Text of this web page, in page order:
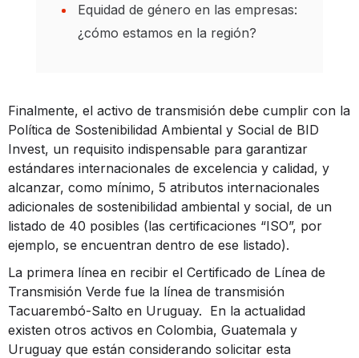
Equidad de género en las empresas:
¿cómo estamos en la región?
Finalmente, el activo de transmisión debe cumplir con la
Política de Sostenibilidad Ambiental y Social de BID
Invest, un requisito indispensable para garantizar
estándares internacionales de excelencia y calidad, y
alcanzar, como mínimo, 5 atributos internacionales
adicionales de sostenibilidad ambiental y social, de un
listado de 40 posibles (las certificaciones “ISO”, por
ejemplo, se encuentran dentro de ese listado).
La primera línea en recibir el Certificado de Línea de
Transmisión Verde fue la línea de transmisión
Tacuarembó-Salto en Uruguay. En la actualidad
existen otros activos en Colombia, Guatemala y
Uruguay que están considerando solicitar esta